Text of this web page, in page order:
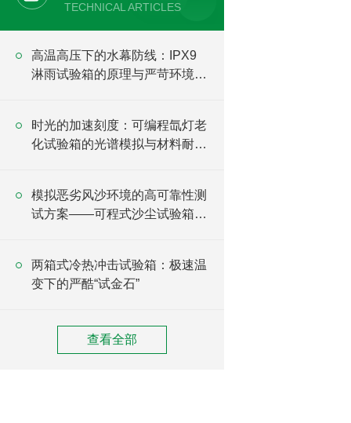
TECHNICAL ARTICLES
高温高压下的水幕防线：IPX9
淋雨试验箱的原理与严苛环境验
时光的加速刻度：可编程氙灯老
化试验箱的光谱模拟与材料耐候
模拟恶劣风沙环境的高可靠性测
试方案——可程式沙尘试验箱详
两箱式冷热冲击试验箱：极速温
变下的严酷“试金石”
查看全部